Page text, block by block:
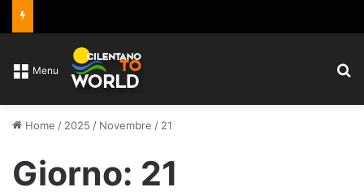
Menu
Home / 2025 / Novembre / 21
Giorno: 21